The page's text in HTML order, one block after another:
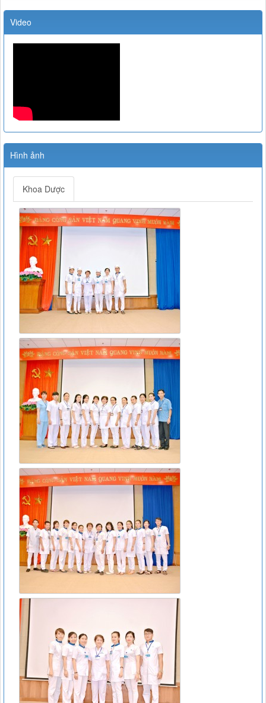
Lượt xem:4742 | lượt tải:1235
TT 20/2017/TT-BYT
THÔNG TƯ 26-BYTQUY ĐỊNH VỀ DANH MỤC THUỐC
HIẾM
Lượt xem:5147 | lượt tải:1354
Công văn 22098/QLD-ĐK
Công văn 22098/QLD-ĐK về việc thống nhất chỉ định đối với
Lượt xem:8490 | lượt tải:932
07/2017/TT-BYT
DANH MỤC THUỐC KHÔNG KÊ ĐƠN - Thông tư
07/2017/TT-BYT
Lượt xem:11815 | lượt tải:266
15466/QLD – TT
Cục Quản lý Dược: Cập nhật hướng dẫn sử dụng đối với
thuốc chứa hoạt chất metformin điều trị đái tháo đường tuýp
II
Lượt xem:6377 | lượt tải:111
Video
Hình ảnh
Khoa Dược